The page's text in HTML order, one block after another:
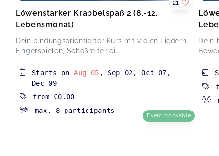
Löwenstarker Krabbelspaß 2 (8.-12. Lebensmonat)
Isabel,
War sehr schön gemacht.
(3) Bewegungsspaß im Wasser (4-7 M.)(AOK li.) Jun und Jul
Hat echt Spaß gemacht und auch meinem Kind
super gefallen
(3) Bewegungsspaß im Wasser (4-7 M.)(AOK li.) Jun und Jul
Löwenstarker Krabbelspaß 2 (8.-12.
Lebensmonat)
Dein bindungsorientierter Kurs mit vielen Liedern,
Fingerspielen, Schoßreiterrei...
21
Starts onAug 05 , Sep 02 ,Oct 07 ,
Dec 09
from €0.00
max. 8 participants
Event bookable
Dein